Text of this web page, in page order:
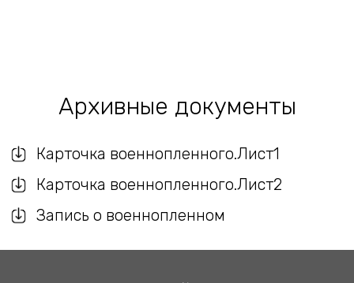
Архивные документы
Карточка военнопленного.Лист1
Карточка военнопленного.Лист2
Запись о военнопленном